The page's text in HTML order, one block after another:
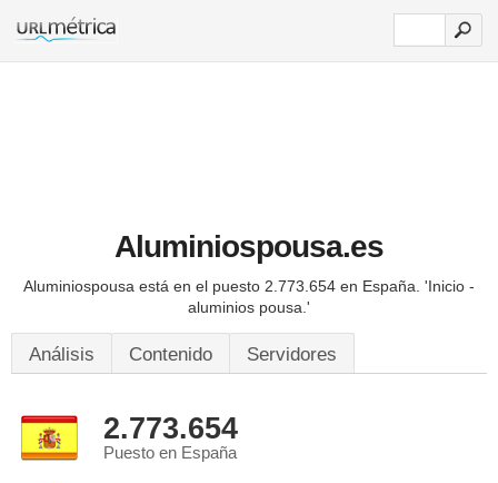
Aluminiospousa.es
Aluminiospousa está en el puesto 2.773.654 en España. 'Inicio -
aluminios pousa.'
Análisis Contenido Servidores
2.773.654
Puesto en España